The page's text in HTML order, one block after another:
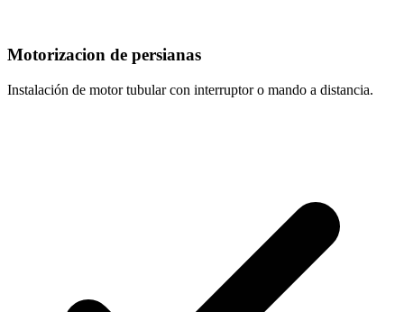
Motorizacion de persianas
Instalación de motor tubular con interruptor o mando a distancia.